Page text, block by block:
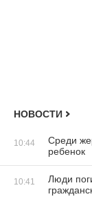
НОВОСТИ
10:44
Среди
ребенок
10:41
Люди